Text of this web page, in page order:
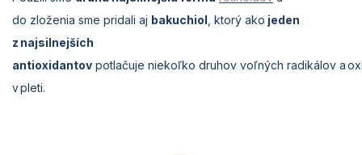
do zloženia sme pridali aj bakuchiol ktorý ako jeden
z najsilnejších
antioxidantov potlačuje niekoľko druhov voľných radikálov a
v pleti.